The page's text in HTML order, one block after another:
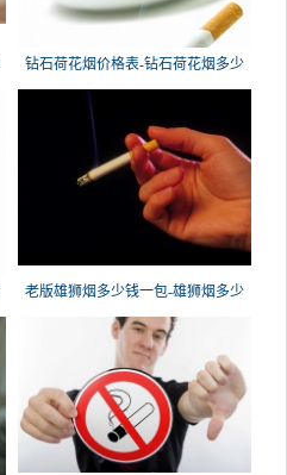
钻石荷花烟价格表-钻石荷花烟多少
老版雄狮烟多少钱一包-雄狮烟多少